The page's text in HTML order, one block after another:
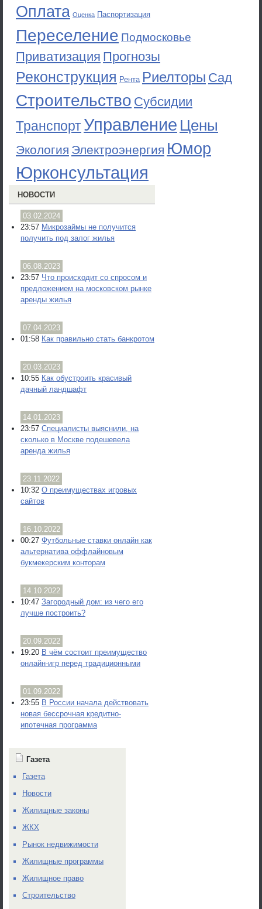
Оплата Оценка Паспортизация
Переселение Подмосковье
Приватизация Прогнозы
Реконструкция Рента Риелторы Сад
Строительство Субсидии
ТранспортУправление Цены
Экология Электроэнергия Юмор
Юрконсультация
НОВОСТИ
03.02.2024
23:57 Микрозаймы не получится
получить под залог жилья
06.08.2023
23:57 Что происходит со спросом и
предложением на московском рынке
аренды жилья
07.04.2023
01:58 Как правильно стать банкротом
20.03.2023
10:55 Как обустроить красивый
дачный ландшафт
14.01.2023
23:57 Специалисты выяснили, на
сколько в Москве подешевела
аренда жилья
23.11.2022
10:32 О преимуществах игровых
сайтов
16.10.2022
00:27 Футбольные ставки онлайн как
альтернатива оффлайновым
букмекерским конторам
14.10.2022
10:47 Загородный дом: из чего его
лучше построить?
20.09.2022
19:20 В чём состоит преимущество
онлайн-игр перед традиционными
01.09.2022
23:55 В России начала действовать
новая бессрочная кредитно-
ипотечная программа
Газета
Газета
Новости
Жилищные законы
ЖКХ
Рынок недвижимости
Жилищные программы
Жилищное право
Строительство